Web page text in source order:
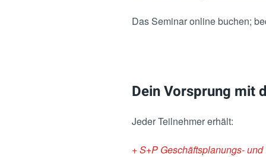
Das Seminar online buchen;
Dein Vorsprung mit
Jeder Teilnehmer erhält:
+ S+P Geschäftsplanungs-